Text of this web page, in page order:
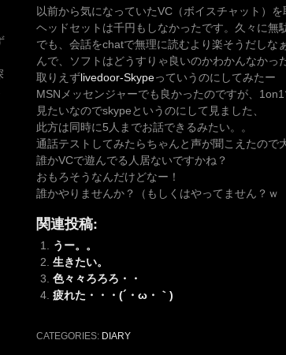
以前から気になっていたVC（ボイスチャット）を
ヘッドセットは千円もしなかったです。久々に無
でも、会話をchatで無理に読むより楽そうだしなぁ
んで、ソフトはどうすりゃ良いのかわかんなかっ
取りえずlivedoor-Skypeっていうのにしてみたー
MSNメッセンジャーでも良かったのですが、
見たいなのでskypeというのにして見ました、
此方は同時に5人までお話できるみたい。。
通話テストしてみたらちゃんと声が聞こえたので
誰かVCで遊んでる人居ないですかね？
おもろそうなんだけどなー！
誰かやりませんか？（もしくはやってません？ｗ
関連投稿:
うー。。
生きたい。
色々々ろろろ・・
疲れた・・・(´・ω・｀)
CATEGORIES: DIARY